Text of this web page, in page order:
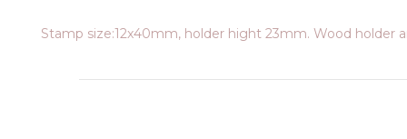
Stamp size:12x40mm, holder hight 23mm. Wood holder